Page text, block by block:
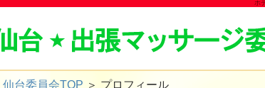
ホ
仙台委員会TOP ＞ プロフィール